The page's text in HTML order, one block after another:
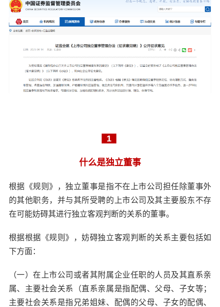
1
什么是独立董事
根据《规则》，独立董事是指不在上市公司担任除董事外
的其他职务，并与其所受聘的上市公司及其主要股东不存
在可能妨碍其进行独立客观判断的关系的董事。
根据根据《规则》，妨碍独立客观判断的关系主要包括如
下方面：
（一）在上市公司或者其附属企业任职的人员及其直系亲
属、主要社会关系（直系亲属是指配偶、父母、子女等；
主要社会关系是指兄弟姐妹、配偶的父母、子女的配偶、